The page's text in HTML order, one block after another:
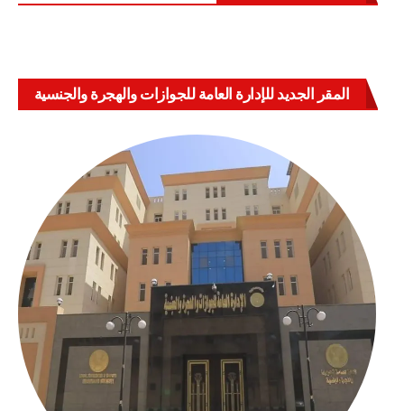
المقر الجديد للإدارة العامة للجوازات والهجرة والجنسية